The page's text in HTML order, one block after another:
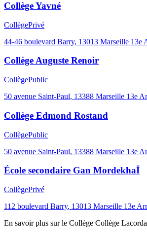
Collège Yavné
CollègePrivé
44-46 boulevard Barry, 13013 Marseille 13e
Collège Auguste Renoir
CollègePublic
50 avenue Saint-Paul, 13388 Marseille 13e
Collège Edmond Rostand
CollègePublic
50 avenue Saint-Paul, 13388 Marseille 13e
École secondaire Gan MordekhaÏ
CollègePrivé
112 boulevard Barry, 13013 Marseille 13e
En savoir plus sur le Collège Collège